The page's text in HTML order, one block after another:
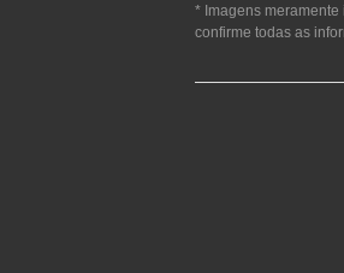
* Imagens
confirme todas as